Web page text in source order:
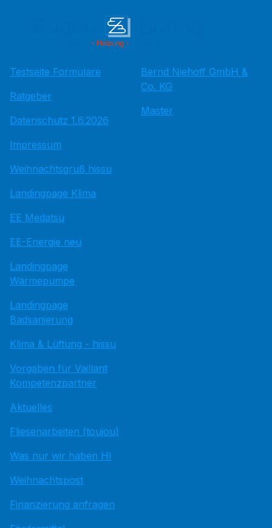
Testseite Formulare
Ratgeber
Datenschutz 1.6.2026
Impressum
Weihnachtsgruß hissu
Landingpage Klima
EE Medatsu
EE-Energie neu
Landingpage
Wärmepumpe
Landingpage
Badsanierung
Klima & Lüftung - hissu
Vorgaben für Vaillant
Kompetenzpartner
Aktuelles
Fliesenarbeiten (toujou)
Was nur wir haben HI
Weihnachtspost
Finanzierung anfragen
Bernd Niehoff GmbH &
Co. KG
Master